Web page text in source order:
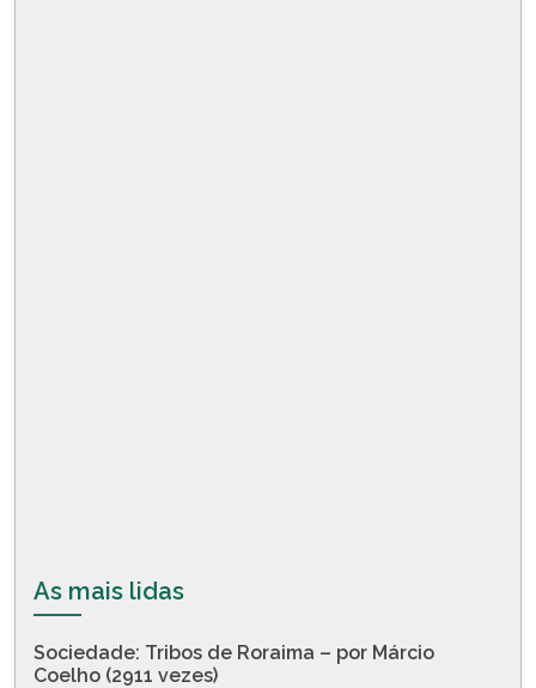
As mais lidas
Sociedade: Tribos de Roraima – por Márcio
Coelho (2911 vezes)